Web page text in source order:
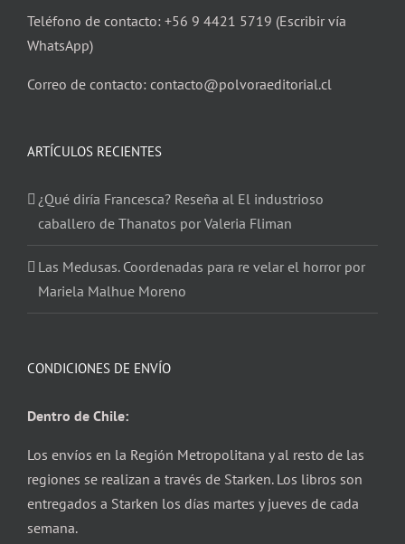
Teléfono de contacto: +56 9 4421 5719 (Escribir vía
WhatsApp)
Correo de contacto: contacto@polvoraeditorial.cl
ARTÍCULOS RECIENTES
¿Qué diría Francesca? Reseña al El industrioso
caballero de Thanatos por Valeria Fliman
Las Medusas. Coordenadas para re velar el horror por
Mariela Malhue Moreno
CONDICIONES DE ENVÍO
Dentro de Chile:
Los envíos en la Región Metropolitana y al resto de las
regiones se realizan a través de Starken. Los libros son
entregados a Starken los días martes y jueves de cada
semana.